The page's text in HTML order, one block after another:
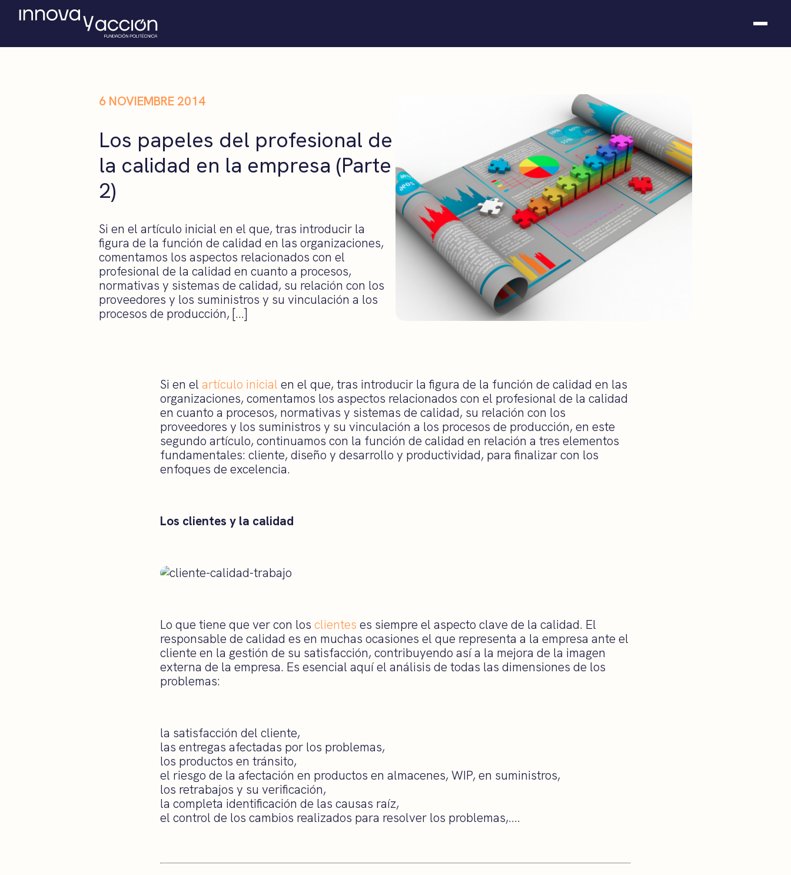
6 NOVIEMBRE 2014
Los papeles del profesional de
la calidad en la empresa (Parte
2)
Si en el artículo inicial en el que, tras introducir la
figura de la función de calidad en las organizaciones,
comentamos los aspectos relacionados con el
profesional de la calidad en cuanto a procesos,
normativas y sistemas de calidad, su relación con los
proveedores y los suministros y su vinculación a los
procesos de producción, […]
Si en el artículo inicial en el que, tras introducir la figura de la función de calidad en las
organizaciones, comentamos los aspectos relacionados con el profesional de la calidad
en cuanto a procesos, normativas y sistemas de calidad, su relación con los
proveedores y los suministros y su vinculación a los procesos de producción, en este
segundo artículo, continuamos con la función de calidad en relación a tres elementos
fundamentales: cliente, diseño y desarrollo y productividad, para finalizar con los
enfoques de excelencia.
Los clientes y la calidad
Lo que tiene que ver con los clientes es siempre el aspecto clave de la calidad. El
responsable de calidad es en muchas ocasiones el que representa a la empresa ante el
cliente en la gestión de su satisfacción, contribuyendo así a la mejora de la imagen
externa de la empresa. Es esencial aquí el análisis de todas las dimensiones de los
problemas:
la satisfacción del cliente,
las entregas afectadas por los problemas,
los productos en tránsito,
el riesgo de la afectación en productos en almacenes, WIP, en suministros,
los retrabajos y su verificación,
la completa identificación de las causas raíz,
el control de los cambios realizados para resolver los problemas,….